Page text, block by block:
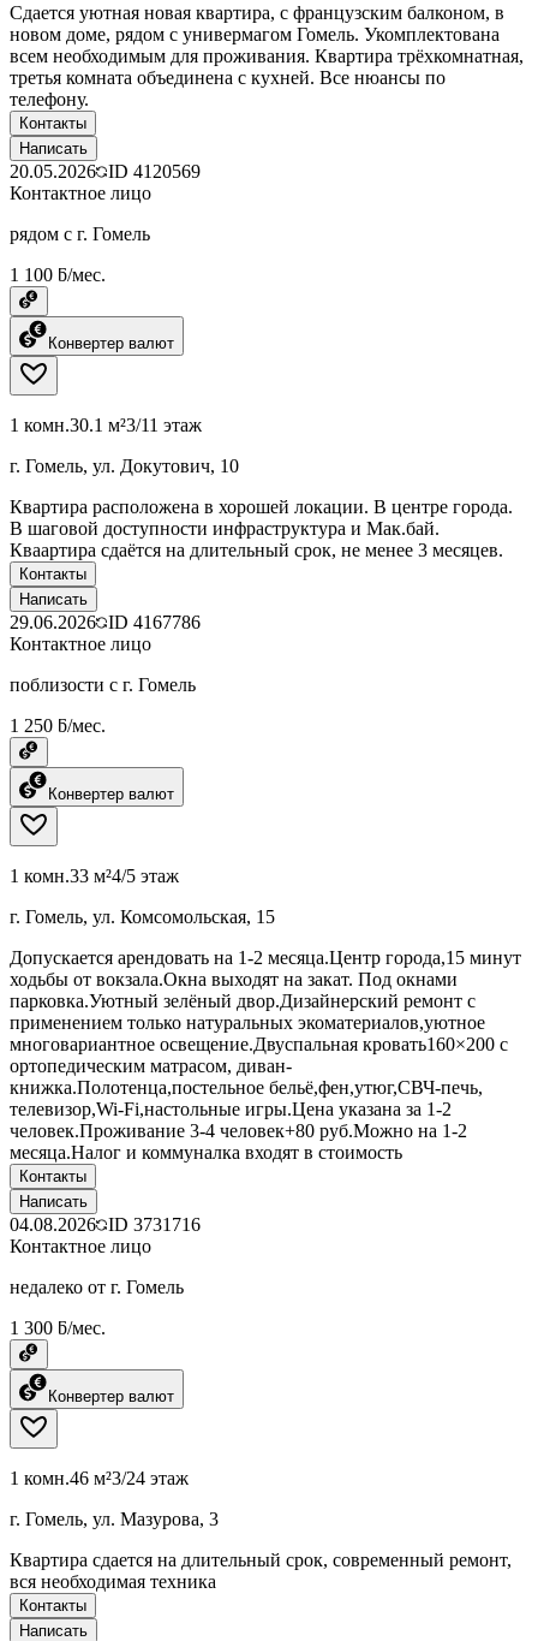
Сдается уютная новая квартира, с французским балконом, в
новом доме, рядом с универмагом Гомель. Укомплектована
всем необходимым для проживания. Квартира трёхкомнатная,
третья комната объединена с кухней. Все нюансы по
телефону.
Контакты
Написать
20.05.2026 ID 4120569
Контактное лицо
рядом с г. Гомель
1 100 ƃ/мес.
Конвертер валют
1 комн.30.1 м²3/11 этаж
г. Гомель, ул. Докутович, 10
Квартира расположена в хорошей локации. В центре города.
В шаговой доступности инфраструктура и Мак.бай.
Кваартира сдаётся на длительный срок, не менее 3 месяцев.
Контакты
Написать
29.06.2026 ID 4167786
Контактное лицо
поблизости с г. Гомель
1 250 ƃ/мес.
Конвертер валют
1 комн.33 м²4/5 этаж
г. Гомель, ул. Комсомольская, 15
Допускается арендовать на 1-2 месяца.Центр города,15 минут
ходьбы от вокзала.Окна выходят на закат. Под окнами
парковка.Уютный зелёный двор.Дизайнерский ремонт с
применением только натуральных экоматериалов,уютное
многовариантное освещение.Двуспальная кровать160×200 с
ортопедическим матрасом, диван-
книжка.Полотенца,постельное бельё,фен,утюг,СВЧ-печь,
телевизор,Wi-Fi,настольные игры.Цена указана за 1-2
человек.Проживание 3-4 человек+80 руб.Можно на 1-2
месяца.Налог и коммуналка входят в стоимость
Контакты
Написать
04.08.2026 ID 3731716
Контактное лицо
недалеко от г. Гомель
1 300 ƃ/мес.
Конвертер валют
1 комн.46 м²3/24 этаж
г. Гомель, ул. Мазурова, 3
Квартира сдается на длительный срок, современный ремонт,
вся необходимая техника
Контакты
Написать